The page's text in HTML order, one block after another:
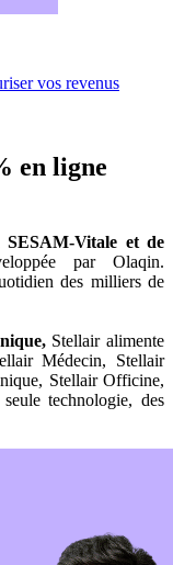
vos revenus
en ligne
SESAM-Vitale et de
par Olaqin.
des milliers de
Stellair alimente
Médecin, Stellair
Stellair Officine,
technologie, des